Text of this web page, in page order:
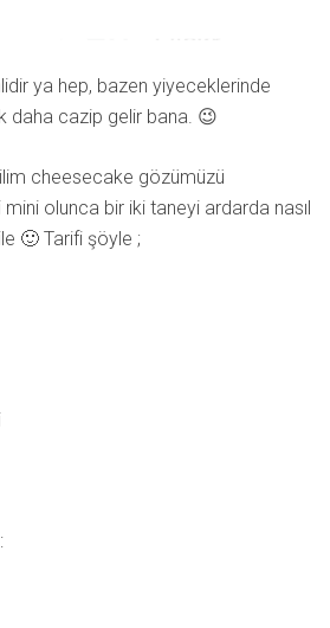
ya hep, bazen yiyeceklerinde
daha cazip gelir bana. 😉
cheesecake gözümüzü
olunca bir iki taneyi ardarda nasıl
🙂 Tarifi şöyle ;